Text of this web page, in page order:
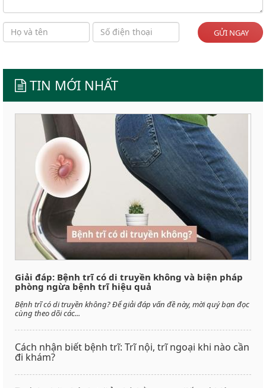
GỬI NGAY
TIN MỚI NHẤT
Giải đáp: Bệnh trĩ có di truyền không và biện pháp
phòng ngừa bệnh trĩ hiệu quả
Bệnh trĩ có di truyền không? Để giải đáp vấn đề này, mời quý bạn đọc
cùng theo dõi các...
Cách nhận biết bệnh trĩ: Trĩ nội, trĩ ngoại khi nào cần
đi khám?